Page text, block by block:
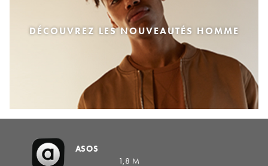
DÉCOUVREZ LES NOUVEAUTÉS HOMME
ASOS
1,8 M